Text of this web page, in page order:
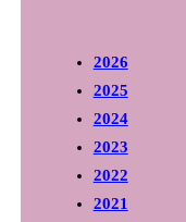
2026
2025
2024
2023
2022
2021